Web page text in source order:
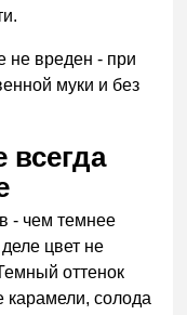
не вреден - при
муки и без
- чем темнее
цвет не
оттенок
карамели, солода